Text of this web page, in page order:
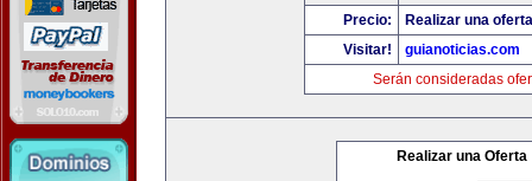
Precio:
Realizar una
Visitar!
guianoticias.com
Serán consideradas
Realizar una Oferta